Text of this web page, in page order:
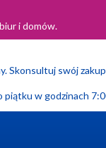
i domów.
Skonsultuj swój
piątku w godzinach